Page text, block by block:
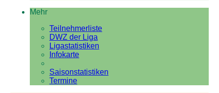
Mehr
Teilnehmerliste
DWZ der Liga
Ligastatistiken
Infokarte
Saisonstatistiken
Termine